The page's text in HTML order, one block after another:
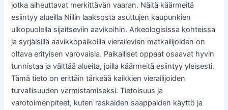
jotka aiheuttavat merkittävän vaaran. Näitä käärmeitä
esiintyy alueilla Niilin laaksosta asuttujen kaupunkien
ulkopuolella sijaitseviin aavikoihin. Arkeologisissa kohteissa
ja syrjäisillä aavikkopaikoilla vierailevien matkailijoiden on
oltava erityisen varovaisia. Paikalliset oppaat osaavat hyvin
tunnistaa ja välttää alueita, joilla käärmeitä esiintyy yleisesti.
Tämä tieto on erittäin tärkeää kaikkien vierailijoiden
turvallisuuden varmistamiseksi. Tietoisuus ja
varotoimenpiteet, kuten raskaiden saappaiden käyttö ja